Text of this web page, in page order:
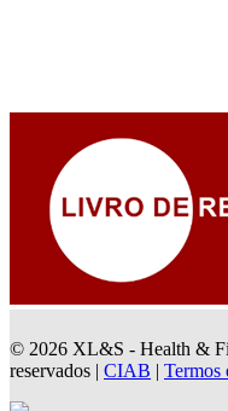
© 2026 XL&S - Health &
reservados | CIAB | Termos